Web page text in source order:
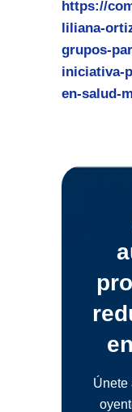
https://
liliana-
grupos-
iniciativa-
en-salud-
Únete